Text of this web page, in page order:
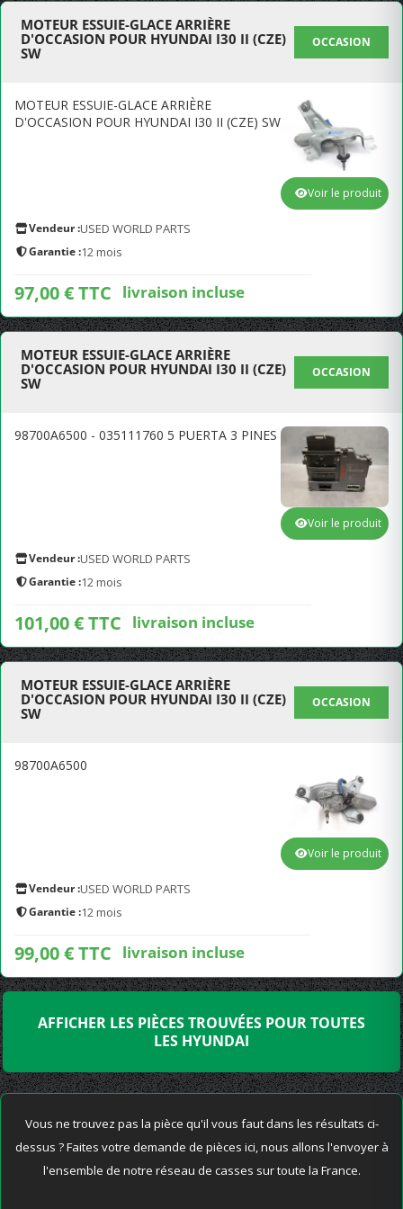
MOTEUR ESSUIE-GLACE ARRIÈRE
D'OCCASION POUR HYUNDAI I30 II (CZE)
SW
OCCASION
MOTEUR ESSUIE-GLACE ARRIÈRE
D'OCCASION POUR HYUNDAI I30 II (CZE) SW
Vendeur :USED WORLD PARTS
Garantie :12 mois
97,00 € TTC livraison incluse
Voir le produit
MOTEUR ESSUIE-GLACE ARRIÈRE
D'OCCASION POUR HYUNDAI I30 II (CZE)
SW
OCCASION
98700A6500 - 035111760 5 PUERTA 3 PINES
Vendeur :USED WORLD PARTS
Garantie :12 mois
101,00 € TTC livraison incluse
Voir le produit
MOTEUR ESSUIE-GLACE ARRIÈRE
D'OCCASION POUR HYUNDAI I30 II (CZE)
SW
OCCASION
98700A6500
Vendeur :USED WORLD PARTS
Garantie :12 mois
99,00 € TTC livraison incluse
Voir le produit
AFFICHER LES PIÈCES TROUVÉES POUR TOUTES
LES HYUNDAI
Vous ne trouvez pas la pièce qu'il vous faut dans les résultats ci-
dessus ? Faites votre demande de pièces ici, nous allons l'envoyer à
l'ensemble de notre réseau de casses sur toute la France.